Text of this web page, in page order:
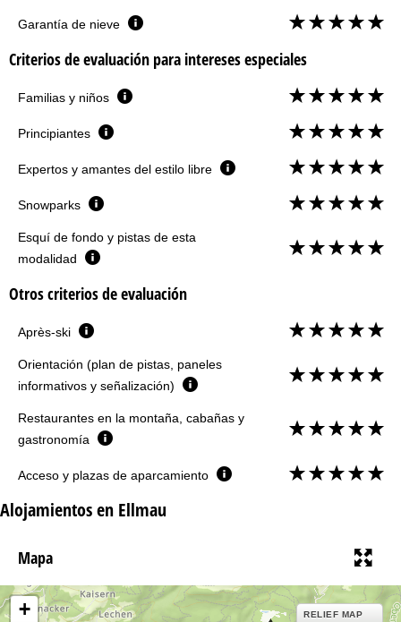
Garantía de nieve
Criterios de evaluación para intereses especiales
Familias y niños
Principiantes
Expertos y amantes del estilo libre
Snowparks
Esquí de fondo y pistas de esta
modalidad
Otros criterios de evaluación
Après-ski
Orientación (plan de pistas, paneles
informativos y señalización)
Restaurantes en la montaña, cabañas y
gastronomía
Acceso y plazas de aparcamiento
Alojamientos en Ellmau
Mapa
+ RELIEF MAP